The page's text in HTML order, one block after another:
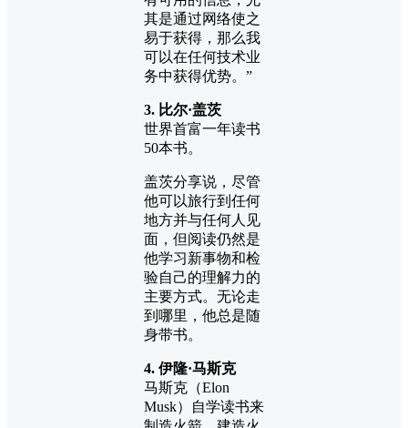
其是通过网络使之
易于获得，那么我
可以在任何技术业
务中获得优势。”
3. 比尔·盖茨
世界首富一年读书
50本书。
盖茨分享说，尽管
他可以旅行到任何
地方并与任何人见
面，但阅读仍然是
他学习新事物和检
验自己的理解力的
主要方式。无论走
到哪里，他总是随
身带书。
4. 伊隆·马斯克
马斯克（Elon
Musk）自学读书来